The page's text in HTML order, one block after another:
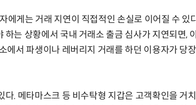
에게는 거래 지연이 직접적인 손실로 이어질 수 있
는 상황에서 국내 거래소 출금 심사가 지연되면,
에서 파생이나 레버리지 거래를 하던 이용자가 당
다. 메타마스크 등 비수탁형 지갑은 고객확인을 거